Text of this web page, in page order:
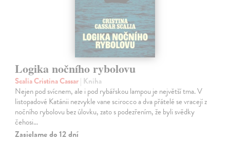
Logika nočního rybolovu
Scalia Cristina Cassar| Kniha
Nejen pod svícnem, ale i pod rybářskou lampou je největší tma. V
listopadové Katánii nezvykle vane scirocco a dva přátelé se vracejí z
nočního rybolovu bez úlovku, zato s podezřením, že byli svědky
čehosi…
Zasielame do 12 dní